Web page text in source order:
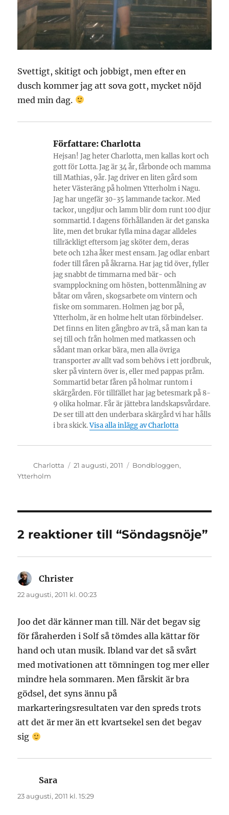
Svettigt, skitigt och jobbigt, men efter en
dusch kommer jag att sova gott, mycket nöjd
med min dag.
Författare: Charlotta
Hejsan! Jag heter Charlotta, men kallas kort och
gott för Lotta. Jag är 34 år, fårbonde och mamma
till Mathias, 9år. Jag driver en liten gård som
heter Västeräng på holmen Ytterholm i Nagu.
Jag har ungefär 30-35 lammande tackor. Med
tackor, ungdjur och lamm blir dom runt 100 djur
sommartid. I dagens förhållanden är det ganska
lite, men det brukar fylla mina dagar alldeles
tillräckligt eftersom jag sköter dem, deras
bete och 12ha åker mest ensam. Jag odlar enbart
foder till fåren på åkrarna. Har jag tid över, fyller
jag snabbt de timmarna med bär- och
svampplockning om hösten, bottenmålning av
båtar om våren, skogsarbete om vintern och
fiske om sommaren. Holmen jag bor på,
Ytterholm, är en holme helt utan förbindelser.
Det finns en liten gångbro av trä, så man kan ta
sej till och från holmen med matkassen och
sådant man orkar bära, men alla övriga
transporter av allt vad som behövs i ett jordbruk,
sker på vintern över is, eller med pappas pråm.
Sommartid betar fåren på holmar runtom i
skärgården. För tillfället har jag betesmark på 8-
9 olika holmar. Får är jättebra landskapsvårdare.
De ser till att den underbara skärgård vi har hålls
i bra skick.Visa alla inlägg av Charlotta
Författare
Charlotta
Publicerat
21 augusti, 2011 Kategorier
Bondbloggen,
Ytterholm
2 reaktioner till “Söndagsnöje”
Christer
22 augusti, 2011 kl. 00:23
Joo det där känner man till. När det begav sig
för fåraherden i Solf så tömdes alla kättar för
hand och utan musik. Ibland var det så svårt
med motivationen att tömningen tog mer eller
mindre hela sommaren. Men fårskit är bra
gödsel, det syns ännu på
markarteringsresultaten var den spreds trots
att det är mer än ett kvartsekel sen det begav
sig
Sara
23 augusti, 2011 kl. 15:29